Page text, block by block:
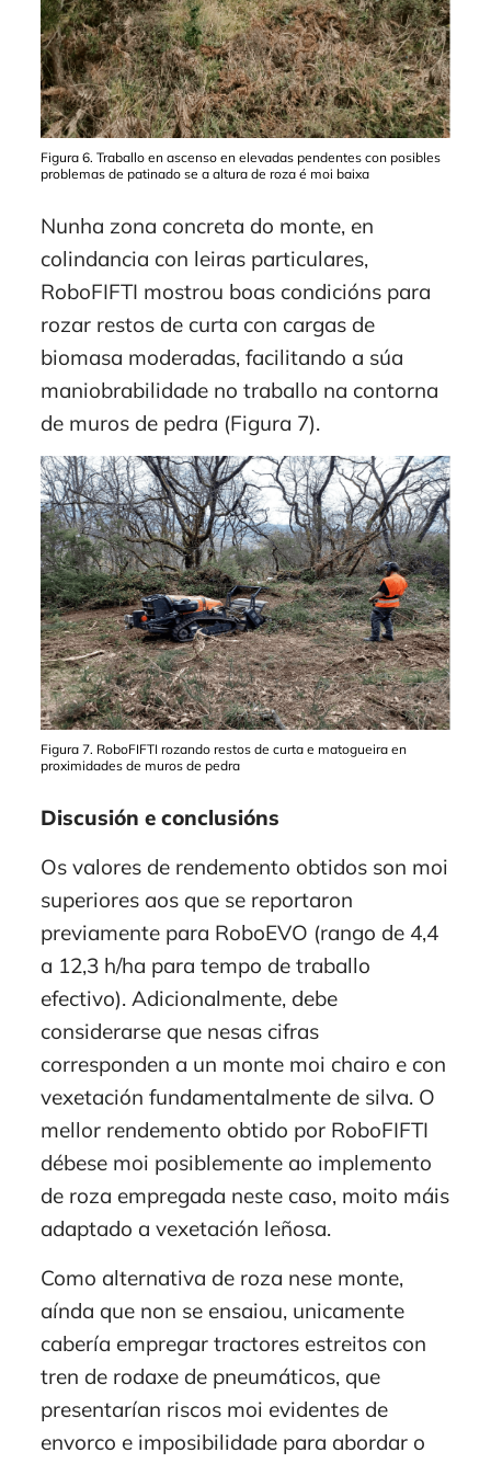
Figura 6. Traballo en ascenso en elevadas pendentes con posibles
problemas de patinado se a altura de roza é moi baixa
Nunha zona concreta do monte, en
colindancia con leiras particulares,
RoboFIFTI mostrou boas condicións para
rozar restos de curta con cargas de
biomasa moderadas, facilitando a súa
maniobrabilidade no traballo na contorna
de muros de pedra (Figura 7).
Figura 7. RoboFIFTI rozando restos de curta e matogueira en
proximidades de muros de pedra
Discusión e conclusións
Os valores de rendemento obtidos son moi
superiores aos que se reportaron
previamente para RoboEVO (rango de 4,4
a 12,3 h/ha para tempo de traballo
efectivo). Adicionalmente, debe
considerarse que nesas cifras
corresponden a un monte moi chairo e con
vexetación fundamentalmente de silva. O
mellor rendemento obtido por RoboFIFTI
débese moi posiblemente ao implemento
de roza empregada neste caso, moito máis
adaptado a vexetación leñosa.
Como alternativa de roza nese monte,
aínda que non se ensaiou, unicamente
cabería empregar tractores estreitos con
tren de rodaxe de pneumáticos, que
presentarían riscos moi evidentes de
envorco e imposibilidade para abordar o